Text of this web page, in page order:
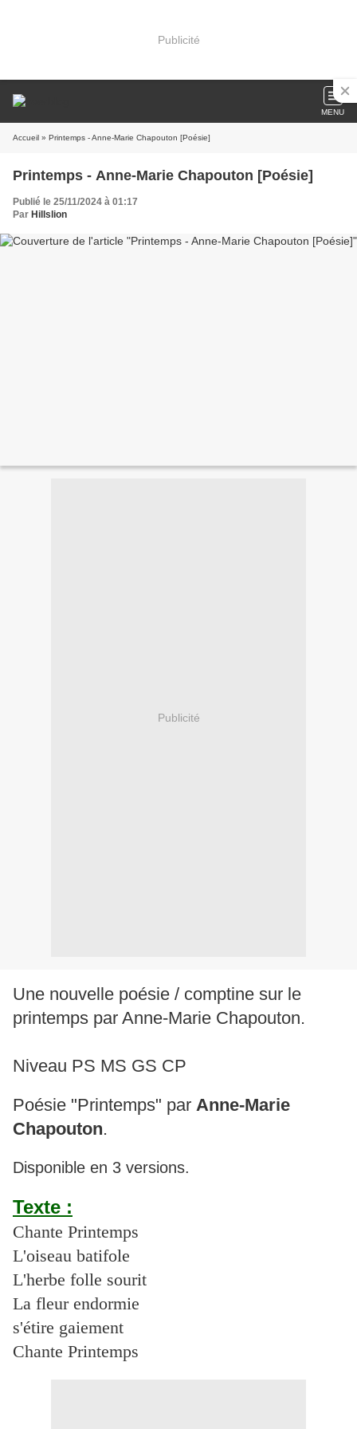
Publicité
MENU
Accueil » Printemps - Anne-Marie Chapouton [Poésie]
Printemps - Anne-Marie Chapouton [Poésie]
Publié le 25/11/2024 à 01:17
Par Hillslion
Publicité
Une nouvelle poésie / comptine sur le
printemps par Anne-Marie Chapouton.
Niveau PS MS GS CP
Poésie "Printemps" par Anne-Marie
Chapouton.
Disponible en 3 versions.
Texte :
Chante Printemps
L'oiseau batifole
L'herbe folle sourit
La fleur endormie
s'étire gaiement
Chante Printemps